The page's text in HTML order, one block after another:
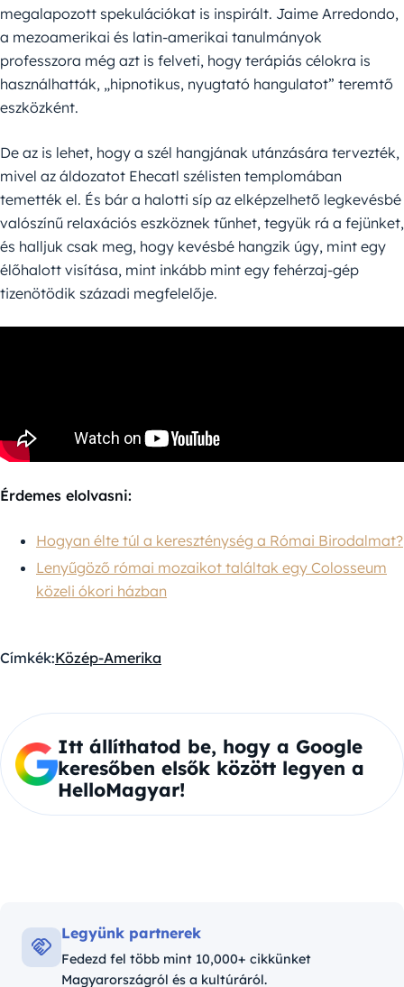
megalapozott spekulációkat is inspirált. Jaime Arredondo,
a mezoamerikai és latin-amerikai tanulmányok
professzora még azt is felveti, hogy terápiás célokra is
használhatták, „hipnotikus, nyugtató hangulatot” teremtő
eszközként.
De az is lehet, hogy a szél hangjának utánzására tervezték,
mivel az áldozatot Ehecatl szélisten templomában
temették el. És bár a halotti síp az elképzelhető legkevésbé
valószínű relaxációs eszköznek tűnhet, tegyük rá a fejünket,
és halljuk csak meg, hogy kevésbé hangzik úgy, mint egy
élőhalott visítása, mint inkább mint egy fehérzaj-gép
tizenötödik századi megfelelője.
Érdemes elolvasni:
Hogyan élte túl a kereszténység a Római Birodalmat?
Lenyűgöző római mozaikot találtak egy Colosseum
közeli ókori házban
Címkék:Közép-Amerika
Itt állíthatod be, hogy a Google
keresőben elsők között legyen a
HelloMagyar!
Legyünk partnerek
Fedezd fel több mint 10,000+ cikkünket
Magyarországról és a kultúráról.